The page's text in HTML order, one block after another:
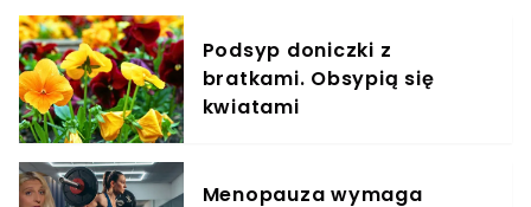
Podsyp doniczki z
bratkami. Obsypią się
kwiatami
Menopauza wymaga